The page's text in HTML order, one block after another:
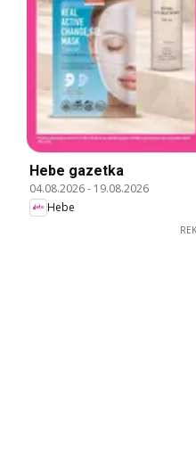
Hebe gazetka
04.08.2026- 19.08.2026
Hebe